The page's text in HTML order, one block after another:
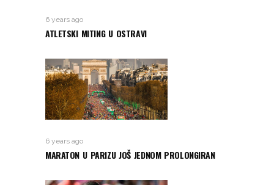
6 years ago
ATLETSKI MITING U OSTRAVI
6 years ago
MARATON U PARIZU JOŠ JEDNOM PROLONGIRAN